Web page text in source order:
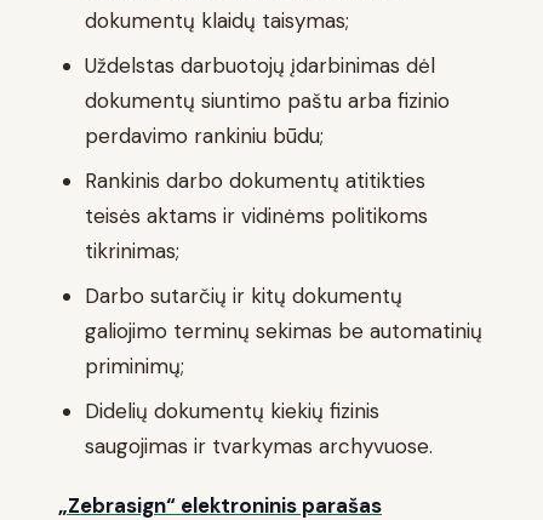
dokumentų klaidų taisymas;
Uždelstas darbuotojų įdarbinimas dėl
dokumentų siuntimo paštu arba fizinio
perdavimo rankiniu būdu;
Rankinis darbo dokumentų atitikties
teisės aktams ir vidinėms politikoms
tikrinimas;
Darbo sutarčių ir kitų dokumentų
galiojimo terminų sekimas be automatinių
priminimų;
Didelių dokumentų kiekių fizinis
saugojimas ir tvarkymas archyvuose.
„Zebrasign“ elektroninis parašas